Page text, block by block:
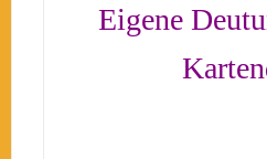
Eigene